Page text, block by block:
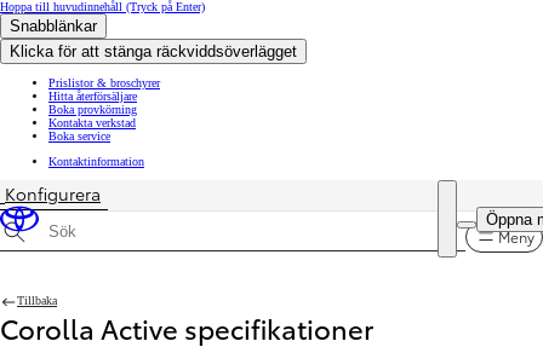
Hoppa till huvudinnehåll (Tryck på Enter)
Snabblänkar
Klicka för att stänga räckviddsöverlägget
Prislistor & broschyrer
Hitta återförsäljare
Boka provkörning
Kontakta verkstad
Boka service
Kontaktinformation
Öppna
Pris uppdaterat Priset för din konfiguration är 324 900 kr
Konfigurera
Sök specifikationer Meny
Tillbaka
Corolla Active specifikationer